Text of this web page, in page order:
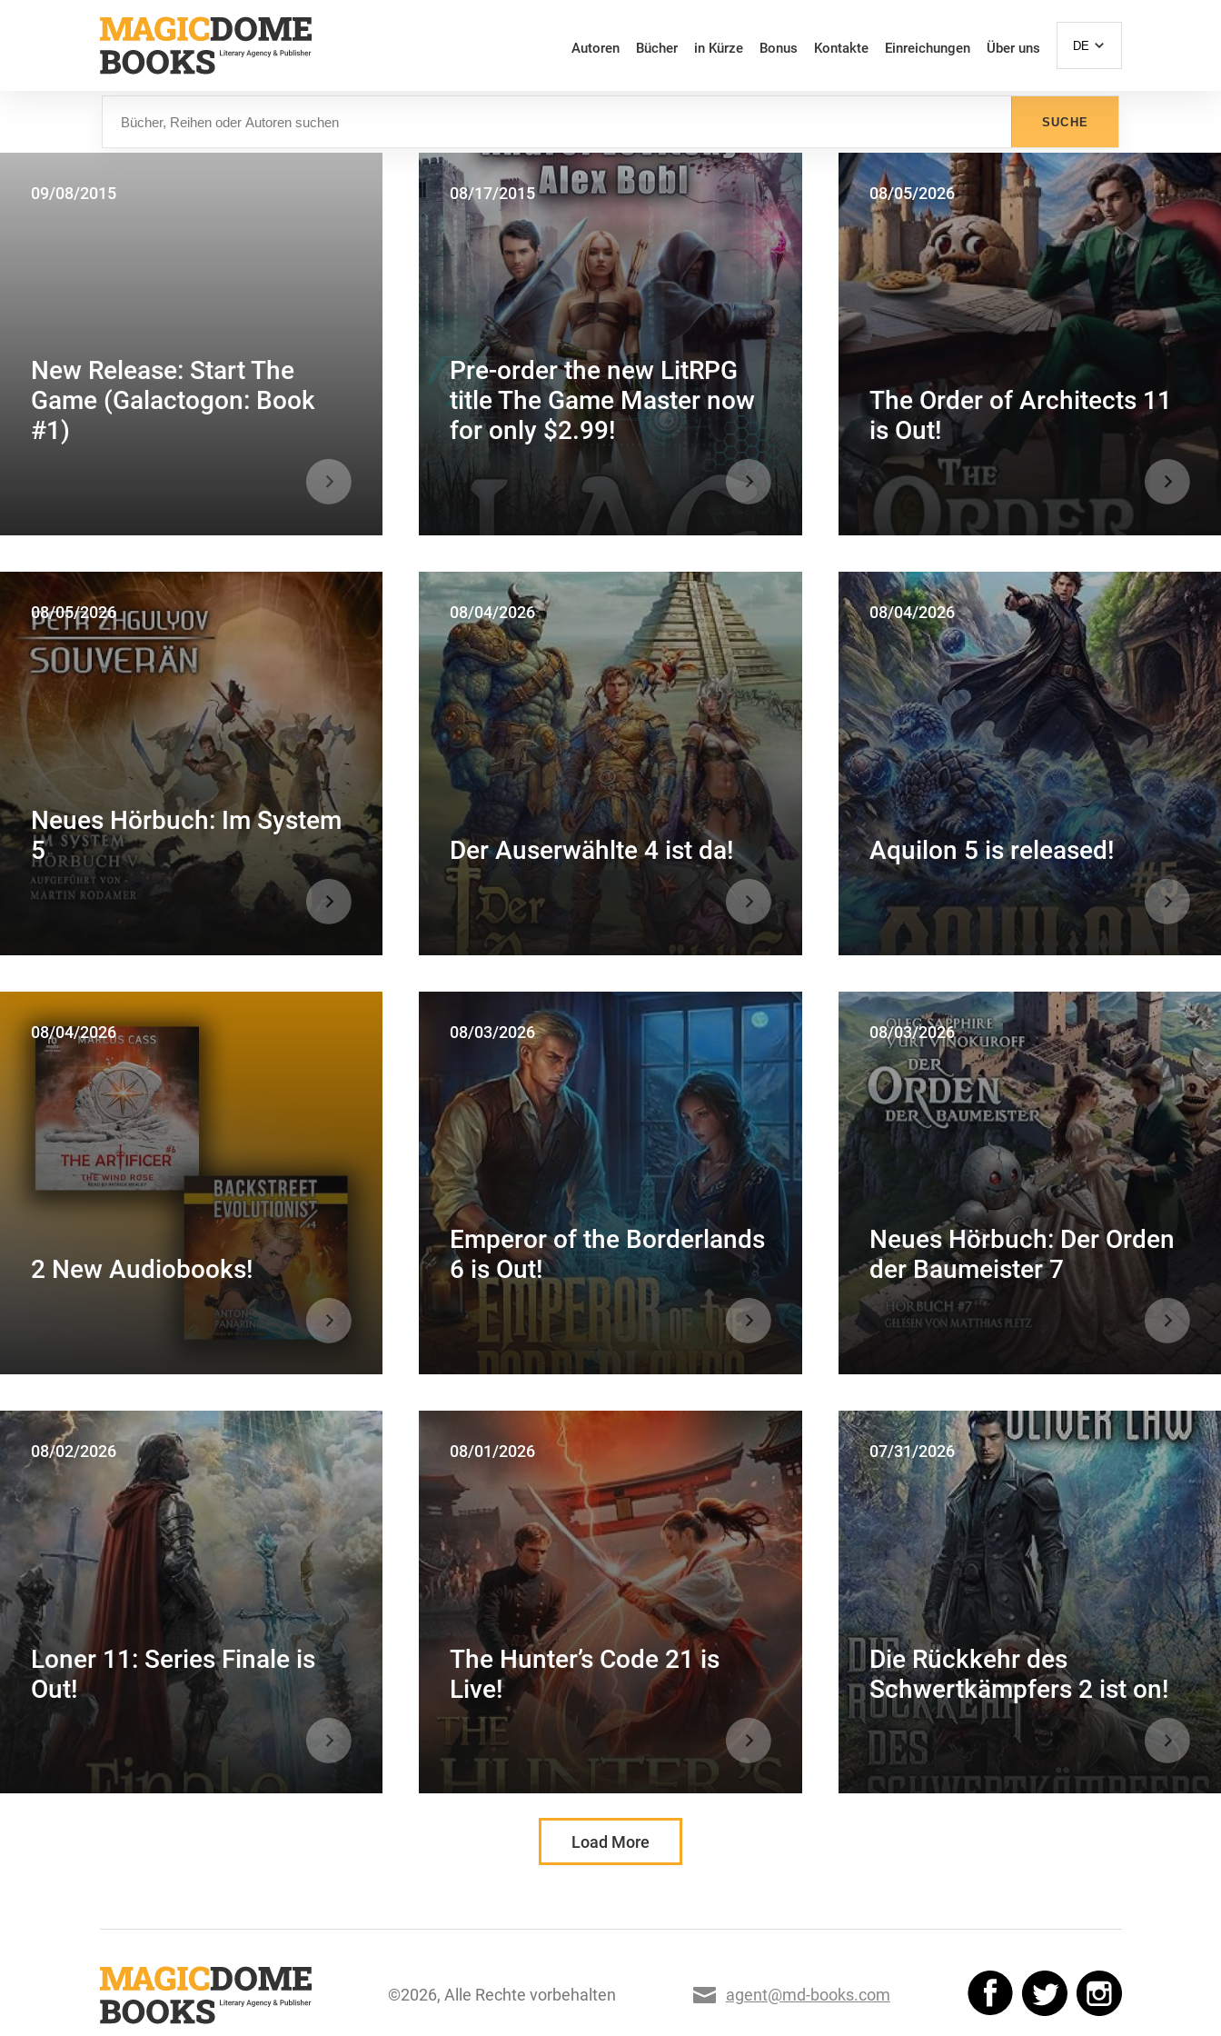
Autoren Bücher in Kürze Bonus Kontakte Einreichungen Über uns DE
SUCHE
09/08/2015
New Release: Start The
Game (Galactogon: Book
#1)
08/17/2015
Pre-order the new LitRPG
title The Game Master now
for only $2.99!
08/05/2026
The Order of Architects 11
is Out!
08/05/2026
Neues Hörbuch: Im System
5
08/04/2026
Der Auserwählte 4 ist da!
08/04/2026
Aquilon 5 is released!
08/04/2026
2 New Audiobooks!
08/03/2026
Emperor of the Borderlands
6 is Out!
08/03/2026
Neues Hörbuch: Der Orden
der Baumeister 7
08/02/2026
Loner 11: Series Finale is
Out!
08/01/2026
The Hunter’s Code 21 is
Live!
07/31/2026
Die Rückkehr des
Schwertkämpfers 2 ist on!
Load More
©2026, Alle Rechte vorbehalten agent@md-books.com